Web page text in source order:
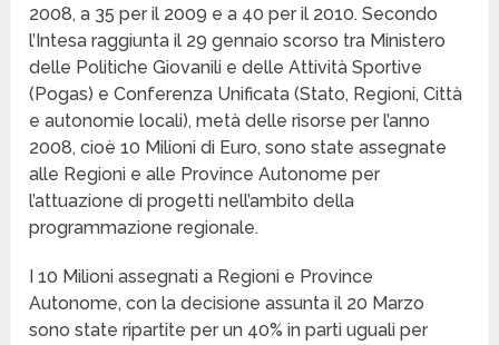
2008, a 35 per il 2009 e a 40 per il 2010. Secondo
l’Intesa raggiunta il 29 gennaio scorso tra Ministero
delle Politiche Giovanili e delle Attività Sportive
(Pogas) e Conferenza Unificata (Stato, Regioni, Città
e autonomie locali), metà delle risorse per l’anno
2008, cioè 10 Milioni di Euro, sono state assegnate
alle Regioni e alle Province Autonome per
l’attuazione di progetti nell’ambito della
programmazione regionale.
I 10 Milioni assegnati a Regioni e Province
Autonome, con la decisione assunta il 20 Marzo
sono state ripartite per un 40% in parti uguali per